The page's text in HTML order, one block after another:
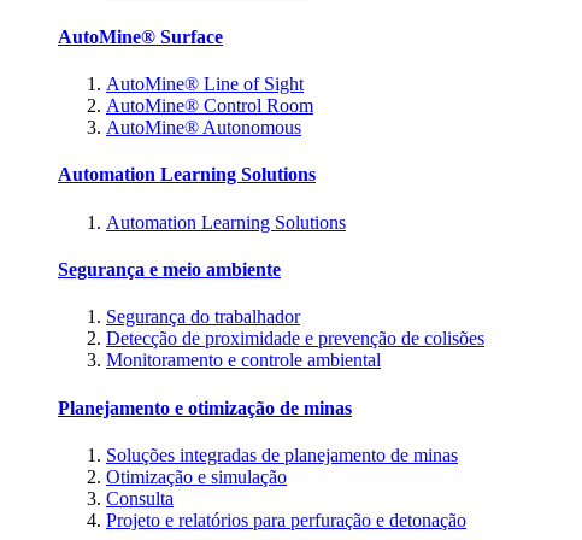
AutoMine® Surface
AutoMine® Line of Sight
AutoMine® Control Room
AutoMine® Autonomous
Automation Learning Solutions
Automation Learning Solutions
Segurança e meio ambiente
Segurança do trabalhador
Detecção de proximidade e prevenção de colisões
Monitoramento e controle ambiental
Planejamento e otimização de minas
Soluções integradas de planejamento de minas
Otimização e simulação
Consulta
Projeto e relatórios para perfuração e detonação